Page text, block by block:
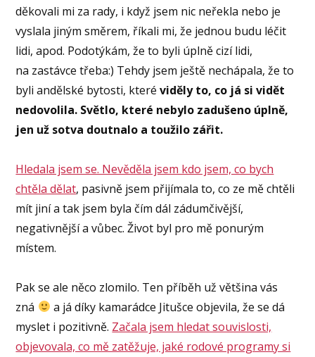
děkovali mi za rady, i když jsem nic neřekla nebo je
vyslala jiným směrem, říkali mi, že jednou budu léčit
lidi, apod. Podotýkám, že to byli úplně cizí lidi,
na zastávce třeba:) Tehdy jsem ještě nechápala, že to
byli andělské bytosti, které viděly to, co já si vidět
nedovolila. Světlo, které nebylo zadušeno úplně,
jen už sotva doutnalo a toužilo zářit.
Hledala jsem se. Nevěděla jsem kdo jsem, co bych
chtěla dělat, pasivně jsem přijímala to, co ze mě chtěli
mít jiní a tak jsem byla čím dál zádumčivější,
negativnější a vůbec. Život byl pro mě ponurým
místem.
Pak se ale něco zlomilo. Ten příběh už většina vás
zná
a já díky kamarádce Jitušce objevila, že se dá
myslet i pozitivně. Začala jsem hledat souvislosti,
objevovala, co mě zatěžuje, jaké rodové programy si